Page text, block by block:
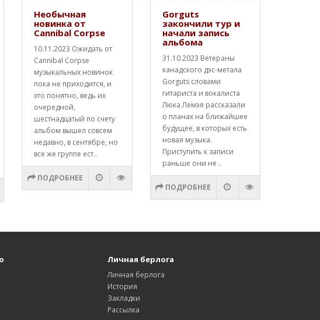
Необычная
новинка от
Cannibal Corpse
10.11.2023 Ожидать от
Cannibal Corpse
музыкальных новинок
пока не приходится, и
это понятно, ведь их
очередной,
шестнадцатый по счету
альбом вышел совсем
недавно, в сентябре, но
все же группе ест..
ПОДРОБНЕЕ
Gorguts
закончили тур и
начали запись
альбома
31.10.2023 Ветераны
канадского дэс-метала
Gorguts словами
гитариста и вокалиста
Люка Лемэя рассказали
о планах на ближайшее
будущее, в которых есть
новая музыка.
Приступить к записи
раньше они не ..
ПОДРОБНЕЕ
Личная берлога
Личная берлога
История
Закладки
Рассылка